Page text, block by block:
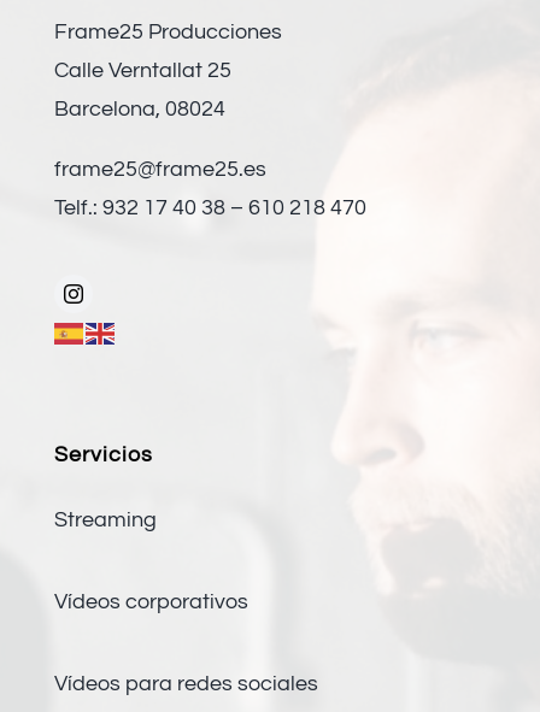
Frame25 Producciones
Calle Verntallat 25
Barcelona, 08024
frame25@frame25.es
Telf.: 932 17 40 38 – 610 218 470
Servicios
Streaming
Vídeos corporativos
Vídeos para redes sociales